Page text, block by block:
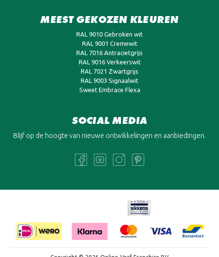
MEEST GEKOZEN KLEUREN
RAL 9010 Gebroken wit
RAL 9001 Cremewit
RAL 7016 Antracietgrijs
RAL 9016 Verkeerswit
RAL 7021 Zwartgrijs
RAL 9003 Signaalwit
Sweet Embrace Flexa
SOCIAL MEDIA
Blijf op de hoogte van nieuwe ontwikkelingen en aanbiedingen.